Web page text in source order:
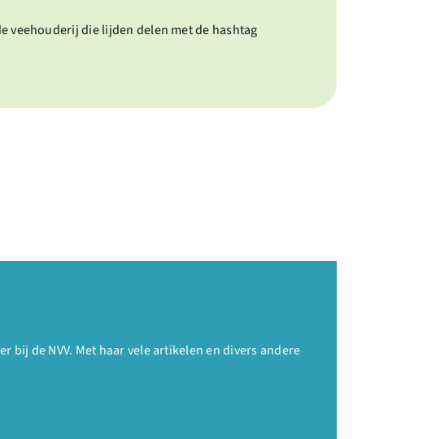
veehouderij die lijden delen met de hashtag
bij de NVV. Met haar vele artikelen en divers andere